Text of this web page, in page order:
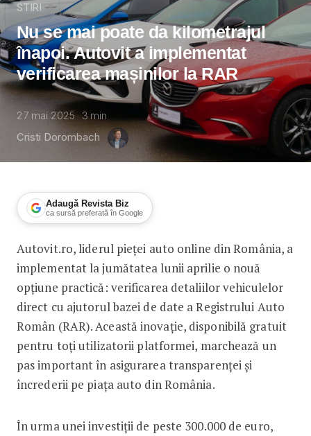
STIRI
Nu se mai poate da kilometrajul
înapoi. Autovit a implementat
verificarea mașinilor la RAR
27 mai 2025 3min
Cristi Dorombach
Adaugă Revista Biz
ca sursă preferată în Google
Nu se mai poate da kilometrajul
Autovit.ro, liderul pieței auto online din România, a
implementat la jumătatea lunii aprilie o nouă
opțiune practică: verificarea detaliilor vehiculelor
direct cu ajutorul bazei de date a Registrului Auto
Român (RAR). Această inovație, disponibilă gratuit
pentru toți utilizatorii platformei, marchează un
pas important în asigurarea transparenței și
încrederii pe piața auto din România.
În urma unei investiții de peste 300.000 de euro,